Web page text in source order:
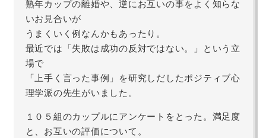
熟年カップの離婚や、逆にお互いの事をよく知らな
いお見合いが
うまくいく例なんかもあったり。
最近では「失敗は成功の反対ではない。」という立
場で
「上手く言った事例」を研究しだしたポジティブ心
理学派の先生がいました。
１０５組のカップルにアンケートをとった。満足度
と、お互いの評価について。